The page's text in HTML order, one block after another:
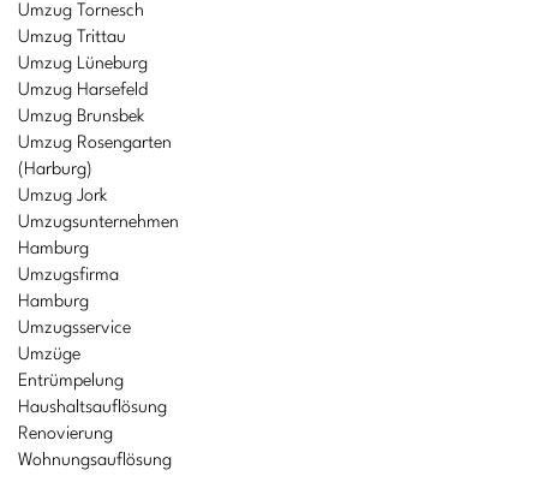
Umzug Tornesch
Umzug Trittau
Umzug Lüneburg
Umzug Harsefeld
Umzug Brunsbek
Umzug Rosengarten
(Harburg)
Umzug Jork
Umzugsunternehmen
Hamburg
Umzugsfirma
Hamburg
Umzugsservice
Umzüge
Entrümpelung
Haushaltsauflösung
Renovierung
Wohnungsauflösung